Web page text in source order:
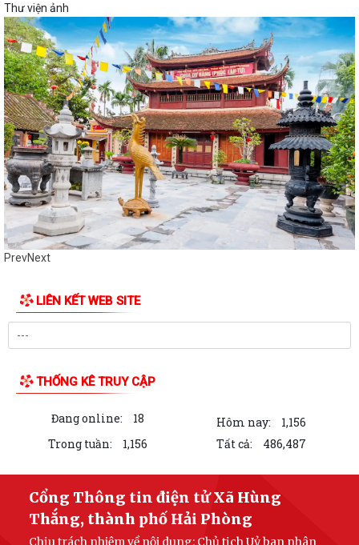
Thư viện ảnh
PrevNext
LIÊN KẾT WEB SITE
THỐNG KÊ TRUY CẬP
Đang online: 18 Hôm nay:
1,156
Trong tuần:
1,156 Tất cả: 486,487
Cổng Thông tin điện tử Xã Hùng
Thắng, thành phố Hải Phòng
Chịu trách nhiệm về nội dung: Chủ tịch Uỷ ban nhân